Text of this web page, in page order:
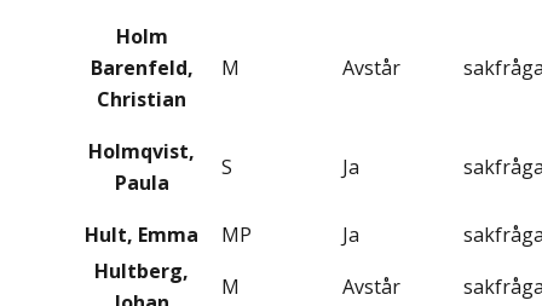
Holm
Barenfeld,
Christian
M Avstår
Holmqvist,
Paula
S Ja
Hult, Emma MP Ja
Hultberg,
M Avstår